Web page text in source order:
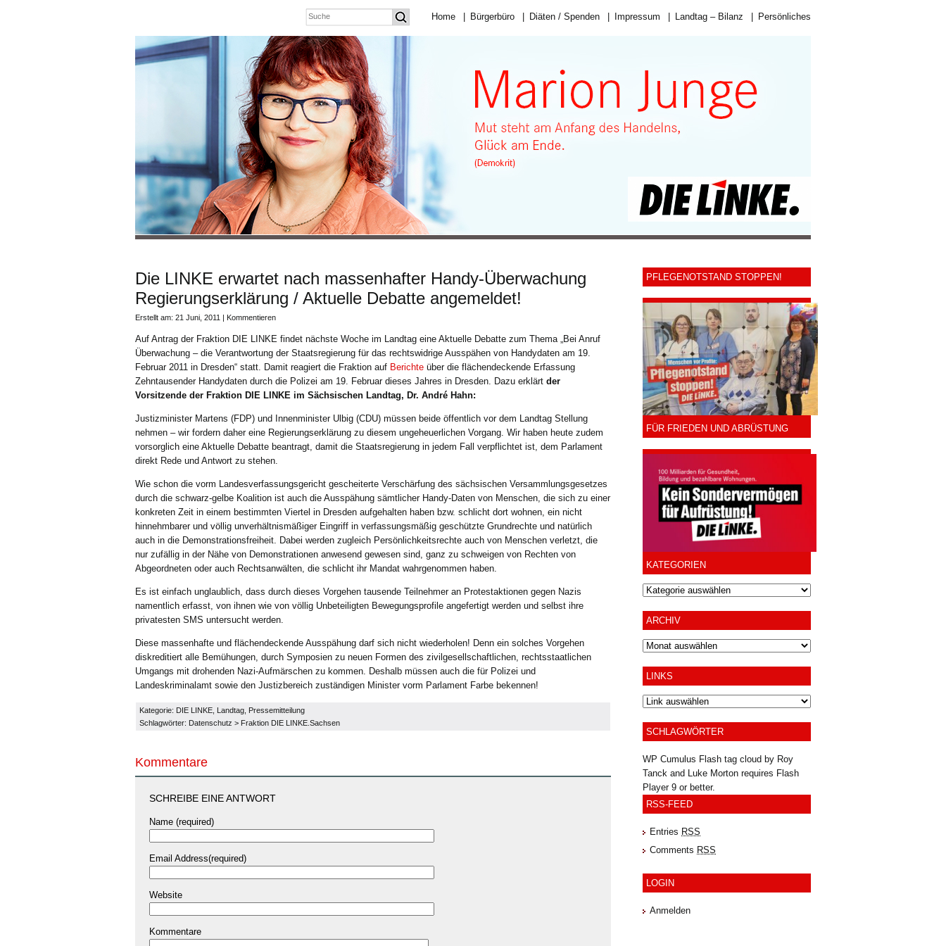
Home Bürgerbüro Diäten / Spenden Impressum Landtag – Bilanz Persönliches
Die LINKE erwartet nach massenhafter Handy-Überwachung
Regierungserklärung / Aktuelle Debatte angemeldet!
Erstellt am: 21 Juni, 2011 | Kommentieren
Auf Antrag der Fraktion DIE LINKE findet nächste Woche im Landtag eine Aktuelle Debatte zum Thema „Bei Anruf
Überwachung – die Verantwortung der Staatsregierung für das rechtswidrige Ausspähen von Handydaten am 19.
Februar 2011 in Dresden“ statt. Damit reagiert die Fraktion auf Berichte über die flächendeckende Erfassung
Zehntausender Handydaten durch die Polizei am 19. Februar dieses Jahres in Dresden. Dazu erklärt der
Vorsitzende der Fraktion DIE LINKE im Sächsischen Landtag, Dr. André Hahn:
Justizminister Martens (FDP) und Innenminister Ulbig (CDU) müssen beide öffentlich vor dem Landtag Stellung
nehmen – wir fordern daher eine Regierungserklärung zu diesem ungeheuerlichen Vorgang. Wir haben heute zudem
vorsorglich eine Aktuelle Debatte beantragt, damit die Staatsregierung in jedem Fall verpflichtet ist, dem Parlament
direkt Rede und Antwort zu stehen.
Wie schon die vorm Landesverfassungsgericht gescheiterte Verschärfung des sächsischen Versammlungsgesetzes
durch die schwarz-gelbe Koalition ist auch die Ausspähung sämtlicher Handy-Daten von Menschen, die sich zu einer
konkreten Zeit in einem bestimmten Viertel in Dresden aufgehalten haben bzw. schlicht dort wohnen, ein nicht
hinnehmbarer und völlig unverhältnismäßiger Eingriff in verfassungsmäßig geschützte Grundrechte und natürlich
auch in die Demonstrationsfreiheit. Dabei werden zugleich Persönlichkeitsrechte auch von Menschen verletzt, die
nur zufällig in der Nähe von Demonstrationen anwesend gewesen sind, ganz zu schweigen von Rechten von
Abgeordneten oder auch Rechtsanwälten, die schlicht ihr Mandat wahrgenommen haben.
Es ist einfach unglaublich, dass durch dieses Vorgehen tausende Teilnehmer an Protestaktionen gegen Nazis
namentlich erfasst, von ihnen wie von völlig Unbeteiligten Bewegungsprofile angefertigt werden und selbst ihre
privatesten SMS untersucht werden.
Diese massenhafte und flächendeckende Ausspähung darf sich nicht wiederholen! Denn ein solches Vorgehen
diskreditiert alle Bemühungen, durch Symposien zu neuen Formen des zivilgesellschaftlichen, rechtsstaatlichen
Umgangs mit drohenden Nazi-Aufmärschen zu kommen. Deshalb müssen auch die für Polizei und
Landeskriminalamt sowie den Justizbereich zuständigen Minister vorm Parlament Farbe bekennen!
Kategorie: DIE LINKE Landtag Pressemitteilung
Schlagwörter: Datenschutz > Fraktion DIE LINKE.Sachsen
Kommentare
SCHREIBE EINE ANTWORT
Name (required)
Email Address(required)
Website
Kommentare
PFLEGENOTSTAND STOPPEN!
FÜR FRIEDEN UND ABRÜSTUNG
KATEGORIEN
ARCHIV
Archiv
LINKS
SCHLAGWÖRTER
WP Cumulus Flash tag cloud by Roy
Tanck and Luke Morton requires Flash
Player9 or better.
RSS-FEED
Entries RSS
Comments RSS
LOGIN
Anmelden